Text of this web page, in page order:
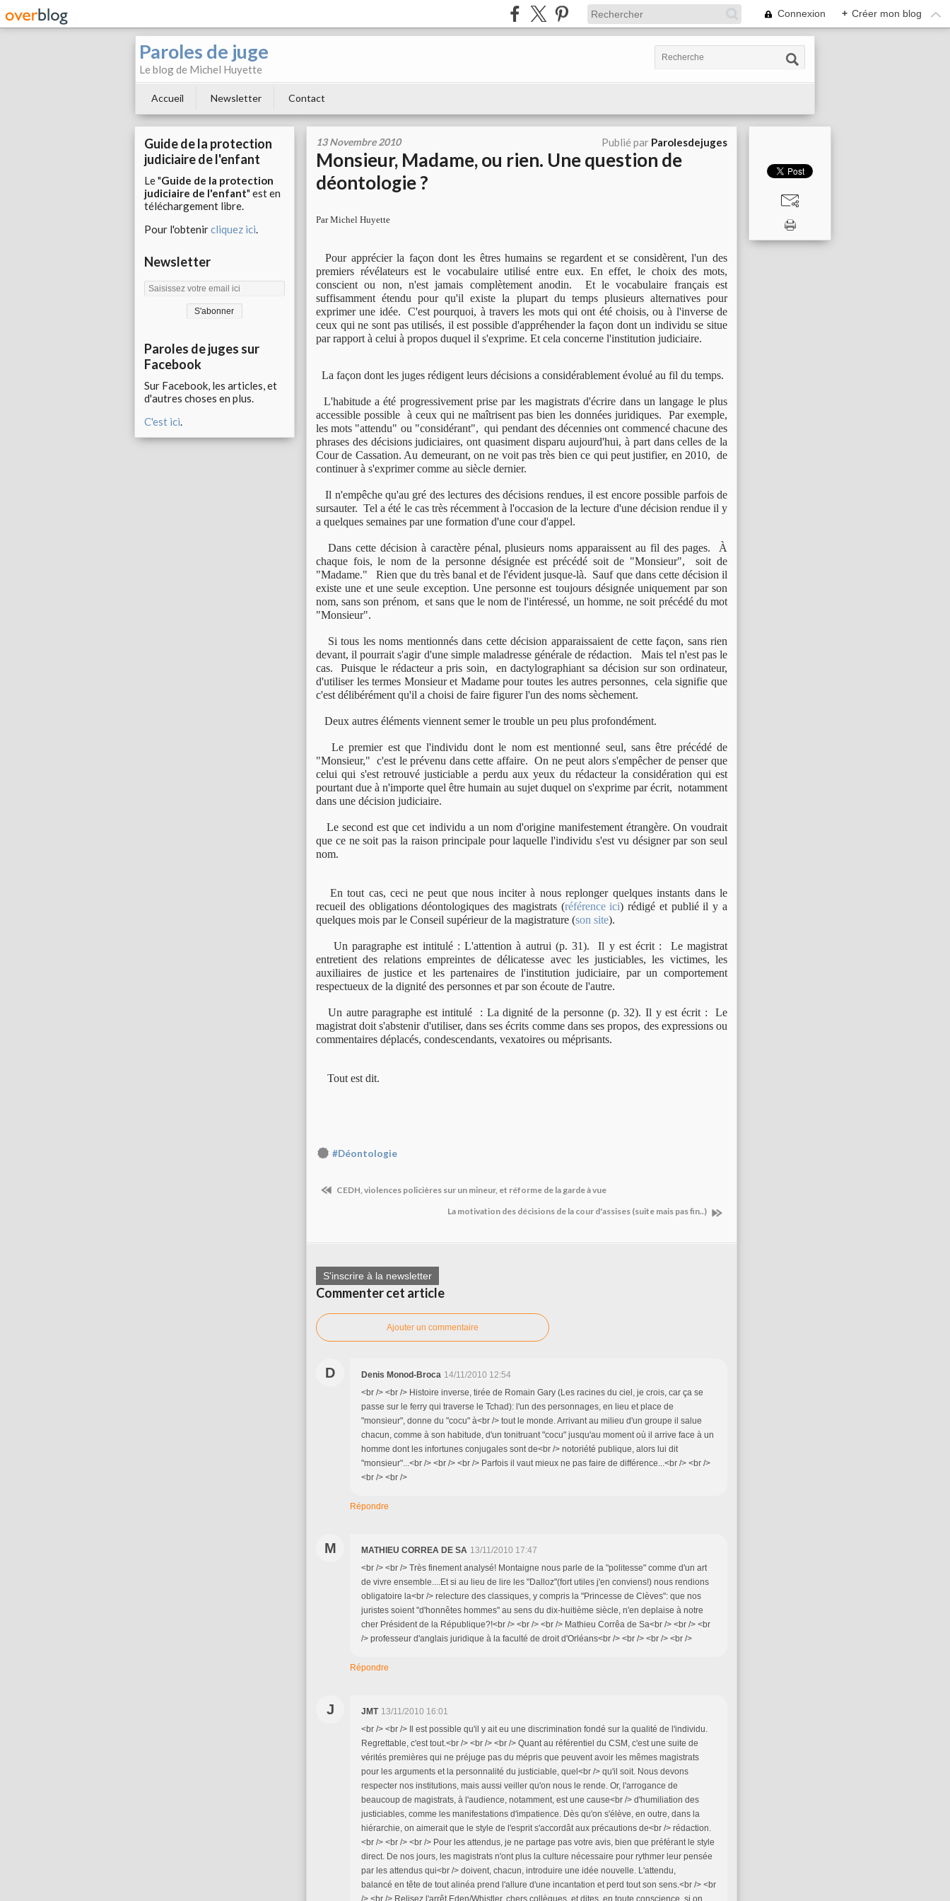
Connexion + Créer mon blog
Paroles de juge
Le blog de Michel Huyette
Accueil Newsletter Contact
Guide de la protection
judiciaire de l'enfant
Le "Guide de la protection
judiciaire de l'enfant" est en
téléchargement libre.
Pour l'obtenircliquez ici.
Newsletter
Paroles de juges sur
Facebook
Sur Facebook, les articles, et
d'autres choses en plus.
C'est ici.
13 Novembre 2010 Publié par Parolesdejuges
Monsieur, Madame, ou rien. Une question de
déontologie ?
Par Michel Huyette
Pour apprécier la façon dont les êtres humains se regardent et se considèrent, l'un des
premiers révélateurs est le vocabulaire utilisé entre eux. En effet, le choix des mots,
conscient ou non, n'est jamais complètement anodin. Et le vocabulaire français est
suffisamment étendu pour qu'il existe la plupart du temps plusieurs alternatives pour
exprimer une idée. C'est pourquoi, à travers les mots qui ont été choisis, ou à l'inverse de
ceux qui ne sont pas utilisés, il est possible d'appréhender la façon dont un individu se situe
par rapport à celui à propos duquel il s'exprime. Et cela concerne l'institution judiciaire.
La façon dont les juges rédigent leurs décisions a considérablement évolué au fil du temps.
L'habitude a été progressivement prise par les magistrats d'écrire dans un langage le plus
accessible possible à ceux qui ne maîtrisent pas bien les données juridiques. Par exemple,
les mots "attendu" ou "considérant", qui pendant des décennies ont commencé chacune des
phrases des décisions judiciaires, ont quasiment disparu aujourd'hui, à part dans celles de la
Cour de Cassation. Au demeurant, on ne voit pas très bien ce qui peut justifier, en 2010, de
continuer à s'exprimer comme au siècle dernier.
Il n'empêche qu'au gré des lectures des décisions rendues, il est encore possible parfois de
sursauter. Tel a été le cas très récemment à l'occasion de la lecture d'une décision rendue il y
a quelques semaines par une formation d'une cour d'appel.
Dans cette décision à caractère pénal, plusieurs noms apparaissent au fil des pages. À
chaque fois, le nom de la personne désignée est précédé soit de "Monsieur", soit de
"Madame." Rien que du très banal et de l'évident jusque-là. Sauf que dans cette décision il
existe une et une seule exception. Une personne est toujours désignée uniquement par son
nom, sans son prénom, et sans que le nom de l'intéressé, un homme, ne soit précédé du mot
"Monsieur".
Si tous les noms mentionnés dans cette décision apparaissaient de cette façon, sans rien
devant, il pourrait s'agir d'une simple maladresse générale de rédaction. Mais tel n'est pas le
cas. Puisque le rédacteur a pris soin, en dactylographiant sa décision sur son ordinateur,
d'utiliser les termes Monsieur et Madame pour toutes les autres personnes, cela signifie que
c'est délibérément qu'il a choisi de faire figurer l'un des noms sèchement.
Deux autres éléments viennent semer le trouble un peu plus profondément.
Le premier est que l'individu dont le nom est mentionné seul, sans être précédé de
"Monsieur," c'est le prévenu dans cette affaire. On ne peut alors s'empêcher de penser que
celui qui s'est retrouvé justiciable a perdu aux yeux du rédacteur la considération qui est
pourtant due à n'importe quel être humain au sujet duquel on s'exprime par écrit, notamment
dans une décision judiciaire.
Le second est que cet individu a un nom d'origine manifestement étrangère. On voudrait
que ce ne soit pas la raison principale pour laquelle l'individu s'est vu désigner par son seul
nom.
En tout cas, ceci ne peut que nous inciter à nous replonger quelques instants dans le
recueil des obligations déontologiques des magistrats (référence ici) rédigé et publié il y a
quelques mois par le Conseil supérieur de la magistrature (son site).
Un paragraphe est intitulé : L'attention à autrui (p. 31). Il y est écrit : Le magistrat
entretient des relations empreintes de délicatesse avec les justiciables, les victimes, les
auxiliaires de justice et les partenaires de l'institution judiciaire, par un comportement
respectueux de la dignité des personnes et par son écoute de l'autre.
Un autre paragraphe est intitulé : La dignité de la personne (p. 32). Il y est écrit : Le
magistrat doit s'abstenir d'utiliser, dans ses écrits comme dans ses propos, des expressions ou
commentaires déplacés, condescendants, vexatoires ou méprisants.
Tout est dit.
#Déontologie
CEDH, violences policières sur un mineur, et réforme de la garde à vue
La motivation des décisions de la cour d'assises (suite mais pas fin..)
S'inscrire à la newsletter
Commenter cet article
Ajouter un commentaire
D Denis Monod-Broca 14/11/2010 12:54
<br /> <br /> Histoire inverse, tirée de Romain Gary (Les racines du ciel, je crois, car ça se
passe sur le ferry qui traverse le Tchad): l'un des personnages, en lieu et place de
"monsieur", donne du "cocu" à<br /> tout le monde. Arrivant au milieu d'un groupe il salue
chacun, comme à son habitude, d'un tonitruant "cocu" jusqu'au moment où il arrive face à un
homme dont les infortunes conjugales sont de<br /> notoriété publique, alors lui dit
"monsieur"...<br /> <br /> <br /> Parfois il vaut mieux ne pas faire de différence...<br /> <br />
<br /> <br />
Répondre
M MATHIEU CORREA DE SA 13/11/2010 17:47
<br /> <br /> Très finement analysé! Montaigne nous parle de la "politesse" comme d'un art
de vivre ensemble....Et si au lieu de lire les "Dalloz"(fort utiles j'en conviens!) nous rendions
obligatoire la<br /> relecture des classiques, y compris la "Princesse de Clèves": que nos
juristes soient "d'honnêtes hommes" au sens du dix-huitième siècle, n'en deplaise à notre
cher Président de la République?!<br /> <br /> <br /> Mathieu Corrêa de Sa<br /> <br /> <br
/> professeur d'anglais juridique à la faculté de droit d'Orléans<br /> <br /> <br /> <br />
Répondre
J JMT 13/11/2010 16:01
<br /> <br /> Il est possible qu'il y ait eu une discrimination fondé sur la qualité de l'individu.
Regrettable, c'est tout.<br /> <br /> <br /> Quant au référentiel du CSM, c'est une suite de
vérités premières qui ne préjuge pas du mépris que peuvent avoir les mêmes magistrats
pour les arguments et la personnalité du justiciable, quel<br /> qu'il soit. Nous devons
respecter nos institutions, mais aussi veiller qu'on nous le rende. Or, l'arrogance de
beaucoup de magistrats, à l'audience, notamment, est une cause<br /> d'humiliation des
justiciables, comme les manifestations d'impatience. Dès qu'on s'élève, en outre, dans la
hiérarchie, on aimerait que le style de l'esprit s'accordât aux précautions de<br /> rédaction.
<br /> <br /> <br /> Pour les attendus, je ne partage pas votre avis, bien que préférant le style
direct. De nos jours, les magistrats n'ont plus la culture nécessaire pour rythmer leur pensée
par les attendus qui<br /> doivent, chacun, introduire une idée nouvelle. L'attendu,
balancé en tête de tout alinéa prend l'allure d'une incantation et perd tout son sens.<br /> <br
/> <br /> Relisez l'arrêt Eden/Whistler, chers collègues, et dites, en toute conscience, si on